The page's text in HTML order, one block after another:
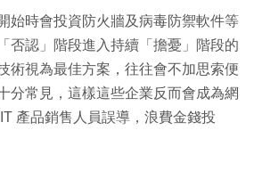
始時會投資防火牆及病毒防禦軟件等
否認」階段進入持續「擔憂」階段的
術視為最佳方案，往往會不加思索便
分常見，這樣這些企業反而會成為網
產品銷售人員誤導，浪費金錢投